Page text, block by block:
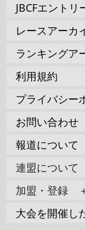
JBCFエントリ
レースアーカ
ランキングア
利用規約
プライバシー
お問い合わせ
報道について
連盟につい
加盟・登録
大会を開催し